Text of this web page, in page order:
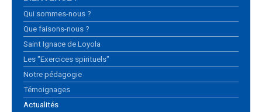
Qui sommes-nous ?
Que faisons-nous ?
Saint Ignace de Loyola
Les "Exercices spirituels"
Notre pédagogie
Témoignages
Actualités